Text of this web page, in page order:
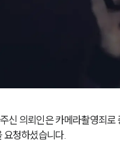
신 의뢰인은 카메라촬영죄
청하셨습니다.